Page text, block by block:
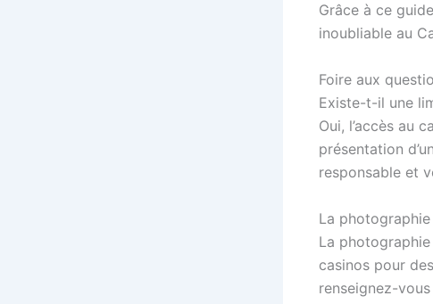
Grâce à ce
inoubliable au
Foire aux
Existe-t-il une
Oui, l’accès au
présentation
responsable et
La
La
casinos pour
renseignez-